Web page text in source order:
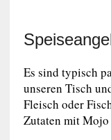
Es sind typisch
unseren Tisch
Fleisch oder
Zutaten mit